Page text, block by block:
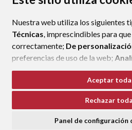
Nuestra web utiliza los siguientes
Técnicas, imprescindibles para
correctamente; De
preferencias de uso de la web;
funcionamiento de la web y sus
Si acepta pulsando el botón
consideramos que acepta su uso. Si
ninguna acción, se guardarán las
Aceptar
Rechazar
Panel de configuración